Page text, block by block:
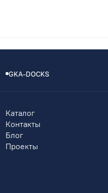
GKA-DOCKS
Каталог
Контакты
Блог
Проекты